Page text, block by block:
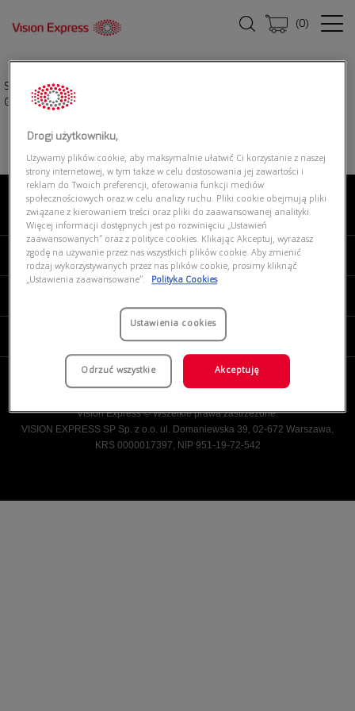
(0)
Strona główna|
GXG0
O NAS
MOJE VISION EXPRESS
Vision Express © Wszelkie prawa zastrzeżone.
VISION EXPRESS SP Sp. z o.o. ul. Domaniewska 39, 02-672 Warszawa,
KRS 0000017397, NIP 951-19-72-542
Drogi użytkowniku,
Używamy plików cookie, aby maksymalnie ułatwić Ci korzystanie z naszej
strony internetowej, w tym także w celu dostosowania jej zawartości i
reklam do Twoich preferencji, oferowania funkcji mediów
społecznościowych oraz w celu analizy ruchu. Pliki cookie obejmują pliki
związane z kierowaniem treści oraz pliki do zaawansowanej analityki.
Więcej informacji dostępnych jest po rozwinięciu „Ustawień
zaawansowanych” oraz z polityce cookies. Klikając Akceptuj, wyrażasz
zgodę na używanie przez nas wszystkich plików cookie. Aby zmienić
rodzaj wykorzystywanych przez nas plików cookie, prosimy kliknąć
„Ustawienia zaawansowane”.
Polityka Cookies
Ustawienia cookies
Odrzuć wszystkie Akceptuję